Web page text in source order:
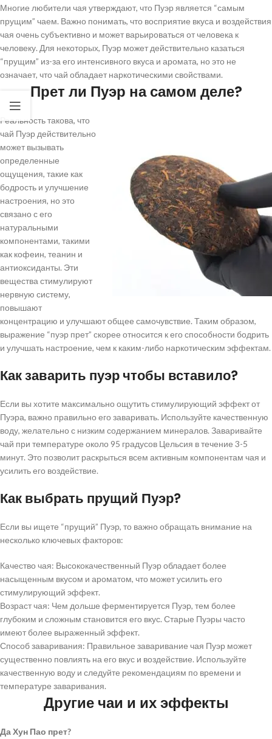
Многие любители чая утверждают, что Пуэр является “самым
прущим” чаем. Важно понимать, что восприятие вкуса и воздействия
чая очень субъективно и может варьироваться от человека к
человеку. Для некоторых, Пуэр может действительно казаться
“прущим” из-за его интенсивного вкуса и аромата, но это не
означает, что чай обладает наркотическими свойствами.
Прет ли Пуэр на самом деле?
Реальность такова, что
чай Пуэр действительно
может вызывать
определенные
ощущения, такие как
бодрость и улучшение
настроения, но это
связано с его
натуральными
компонентами, такими
как кофеин, теанин и
антиоксиданты. Эти
вещества стимулируют
нервную систему,
повышают
концентрацию и улучшают общее самочувствие. Таким образом,
выражение “пуэр прет” скорее относится к его способности бодрить
и улучшать настроение, чем к каким-либо наркотическим эффектам.
Как заварить пуэр чтобы вставило?
Если вы хотите максимально ощутить стимулирующий эффект от
Пуэра, важно правильно его заваривать. Используйте качественную
воду, желательно с низким содержанием минералов. Заваривайте
чай при температуре около 95 градусов Цельсия в течение 3-5
минут. Это позволит раскрыться всем активным компонентам чая и
усилить его воздействие.
Как выбрать прущий Пуэр?
Если вы ищете “прущий” Пуэр, то важно обращать внимание на
несколько ключевых факторов:
Качество чая: Высококачественный Пуэр обладает более
насыщенным вкусом и ароматом, что может усилить его
стимулирующий эффект.
Возраст чая: Чем дольше ферментируется Пуэр, тем более
глубоким и сложным становится его вкус. Старые Пуэры часто
имеют более выраженный эффект.
Способ заваривания: Правильное заваривание чая Пуэр может
существенно повлиять на его вкус и воздействие. Используйте
качественную воду и следуйте рекомендациям по времени и
температуре заваривания.
Другие чаи и их эффекты
Да Хун Пао прет?